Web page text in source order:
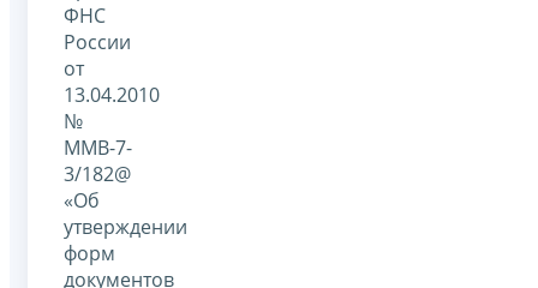
ФНС
России
от
13.04.2010
№
ММВ-7-
3/182@
«Об
утверждении
форм
документов